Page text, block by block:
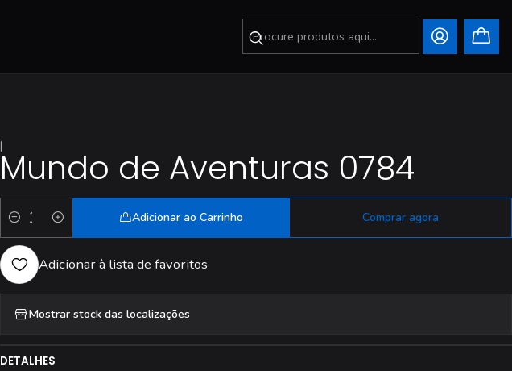
|Mundo de Aventuras 0784
Quantidade
Adicionar ao Carrinho Comprar agora
Adicionar à lista de favoritos
Mostrar stock das localizações
DETALHES